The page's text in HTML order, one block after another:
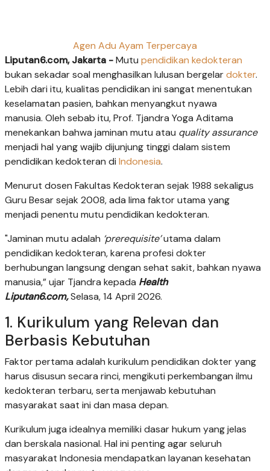
Agen Adu Ayam Terpercaya
Liputan6.com, Jakarta -Mutu pendidikan kedokteran
bukan sekadar soal menghasilkan lulusan bergelardokter.
Lebih dari itu, kualitas pendidikan ini sangat menentukan
keselamatan pasien, bahkan menyangkut nyawa
manusia. Oleh sebab itu, Prof. Tjandra Yoga Aditama
menekankan bahwa jaminan mutu atau quality assurance
menjadi hal yang wajib dijunjung tinggi dalam sistem
pendidikan kedokteran di Indonesia.
Menurut dosen Fakultas Kedokteran sejak 1988 sekaligus
Guru Besar sejak 2008, ada lima faktor utama yang
menjadi penentu mutu pendidikan kedokteran.
"Jaminan mutu adalah ‘prerequisite’utama dalam
pendidikan kedokteran, karena profesi dokter
berhubungan langsung dengan sehat sakit, bahkan nyawa
manusia,” ujar Tjandra kepada Health
Liputan6.com,Selasa, 14 April 2026.
1. Kurikulum yang Relevan dan
Berbasis Kebutuhan
Faktor pertama adalah kurikulum pendidikan dokter yang
harus disusun secara rinci, mengikuti perkembangan ilmu
kedokteran terbaru, serta menjawab kebutuhan
masyarakat saat ini dan masa depan.
Kurikulum juga idealnya memiliki dasar hukum yang jelas
dan berskala nasional. Hal ini penting agar seluruh
masyarakat Indonesia mendapatkan layanan kesehatan